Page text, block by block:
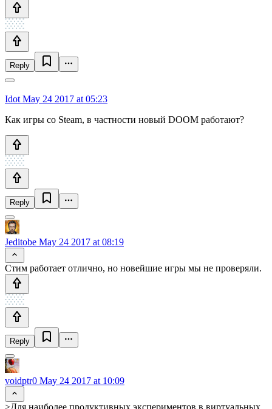
Reply
Idot May 24 2017 at 05:23
Как игры со Steam, в частности новый DOOM работают?
Reply
Jeditobe May 24 2017 at 08:19
Стим работает отлично, но новейшие игры мы не проверяли.
Reply
voidptr0 May 24 2017 at 10:09
>Для наиболее продуктивных экспериментов в виртуальных